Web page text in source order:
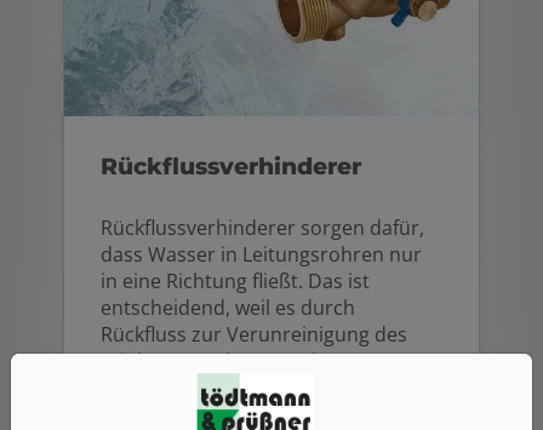
Rückflussverhinderer
Rückflussverhinderer sorgen dafür,
dass Wasser in Leitungsrohren nur
in eine Richtung fließt. Das ist
entscheidend, weil es durch
Rückfluss zur Verunreinigung des
Trinkwassers kommen kann –
innerhalb des Hauses und im
öffentlichen Versorgungsnetz.